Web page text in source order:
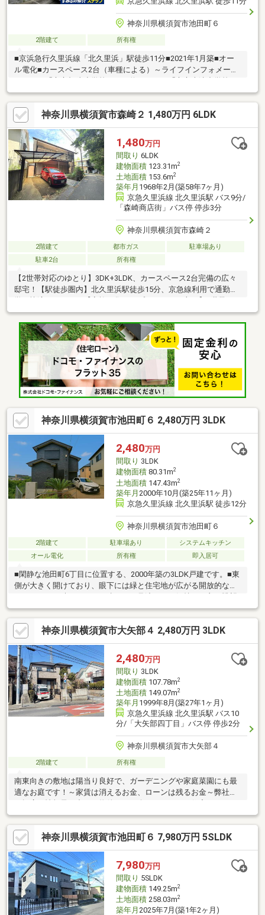
神奈川県横須賀市池田町６
2階建て 所有権
■京浜急行久里浜線「北久里浜」駅徒歩11分■2021年1月築■オー
ル電化■カースペース2台（車種による）～ライフインフォメーシ
まで約1850m・「セブンイレブン京急ST北久里浜店」まで約
840m・「スーパーFuji北久里浜店」まで約1150m・「池田5丁目第
2公園」まで約540m・「池田第3公園」まで約350m
神奈川県横須賀市森崎２ 1,480万円 6LDK
1,480万円
間取り 6LDK
建物面積123.31m2
土地面積153.6m2
築年月 1968年2月(築58年7ヶ月)
京急久里浜線 北久里浜駅 バス9分/
「森崎商店街」バス停 停歩3分
神奈川県横須賀市森崎２
2階建て 都市ガス
駐車場あり
駐車2台
所有権
【2世帯対応のゆとり】3DK+3LDK、カースペース2台完備の広々
邸宅！【駅徒歩圏内】北久里浜駅徒歩15分、京急線利用で通勤通
快適に暮らせる多部数間取り！【収納充実×土地約46坪】敷地46
坪の開放感、荷物が多くても安心のゆとり生活。【多彩なライフ
スタイルに】大家族も安心の収納力と、2台分のカースペース！■
契約不適合責任免責＊境界非明示■
神奈川県横須賀市池田町６ 2,480万円 3LDK
2,480万円
間取り 3LDK
建物面積80.31m2
土地面積147.43m2
築年月 2000年10月(築25年11ヶ月)
京急久里浜線 北久里浜駅 徒歩12分
神奈川県横須賀市池田町６
2階建て 駐車場あり
システムキッチン
オール電化
所有権 即入居可
■閑静な池田町6丁目に位置する、2000年築の3LDK戸建です。■東
側が大きく開けており、眼下には緑と住宅地が広がる開放的なロ
が魅力です♪■「とりあえずそのまま住む」も「リフォームして手
を加えて楽しむ」も、どちらも選べる一邸です。※提携リフォー
ム会社あり。ご紹介、ご提案いたします。■北久里浜駅から約3分
程歩くと、当該分譲地エリアまでのエレベーターがあり、通勤・
通学に便利です（別途使用料あり）■提携金融機関ございます。
お客様一人一人に合わせた資金計画、住宅ローンについてもお気
軽にご相談ください。
神奈川県横須賀市大矢部４ 2,480万円 3LDK
2,480万円
間取り 3LDK
建物面積107.78m2
土地面積149.07m2
築年月 1999年8月(築27年1ヶ月)
京急久里浜線 北久里浜駅 バス10
分/「大矢部四丁目」バス停 停歩2分
神奈川県横須賀市大矢部４
2階建て 所有権
南東向きの敷地は陽当り良好で、ガーデニングや家庭菜園にも最
適なお庭です！～家賃は消えるお金、ローンは残るお金～弊社で
ご相談もお任せください。各お客様に合ったローンの一番良い組
み方ご提案致します。
神奈川県横須賀市池田町６ 7,980万円 5SLDK
7,980万円
間取り 5SLDK
建物面積149.25m2
土地面積258.03m2
築年月 2025年7月(築1年2ヶ月)